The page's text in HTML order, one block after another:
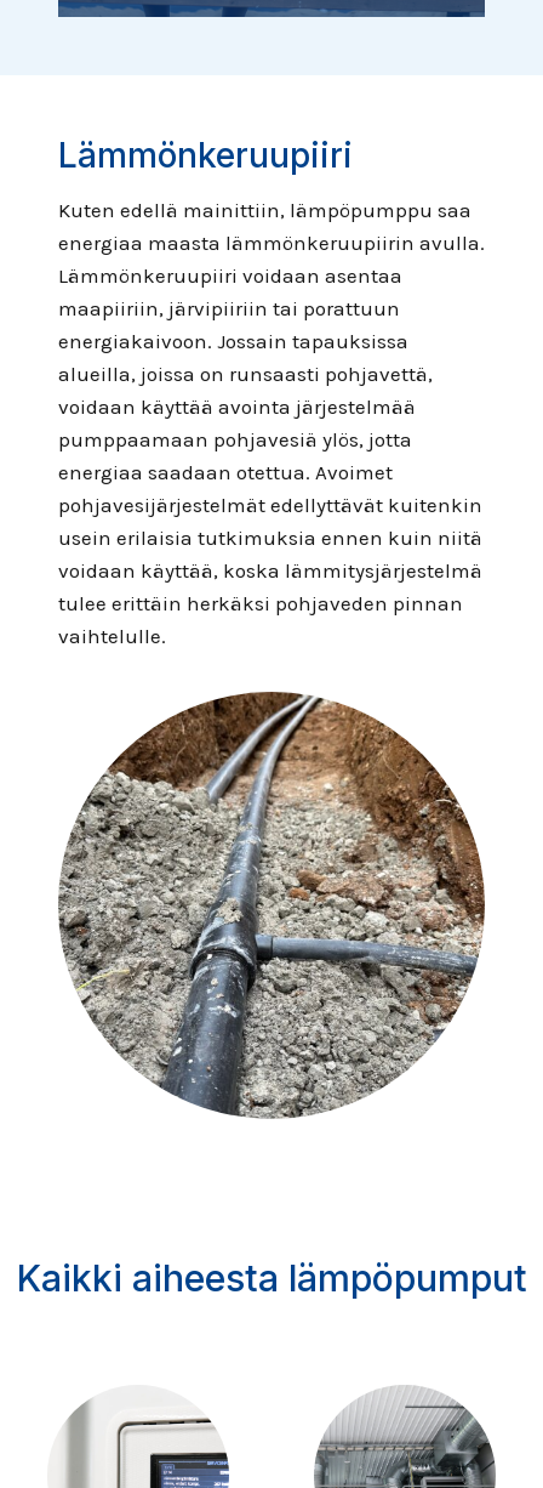
Lämmönkeruupiiri
Kuten edellä mainittiin, lämpöpumppu saa
energiaa maasta lämmönkeruupiirin avulla.
Lämmönkeruupiiri voidaan asentaa
maapiiriin, järvipiiriin tai porattuun
energiakaivoon. Jossain tapauksissa
alueilla, joissa on runsaasti pohjavettä,
voidaan käyttää avointa järjestelmää
pumppaamaan pohjavesiä ylös, jotta
energiaa saadaan otettua. Avoimet
pohjavesijärjestelmät edellyttävät kuitenkin
usein erilaisia tutkimuksia ennen kuin niitä
voidaan käyttää, koska lämmitysjärjestelmä
tulee erittäin herkäksi pohjaveden pinnan
vaihtelulle.
Kaikki aiheesta lämpöpumput